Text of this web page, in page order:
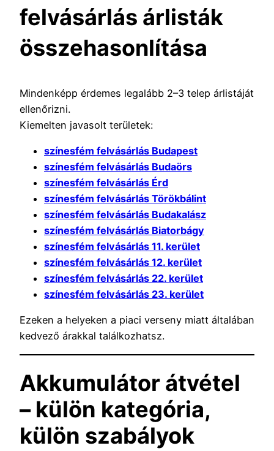
felvásárlás árlisták
összehasonlítása
Mindenképp érdemes legalább 2–3 telep árlistáját
ellenőrizni.
Kiemelten javasolt területek:
színesfém felvásárlás Budapest
színesfém felvásárlás Budaörs
színesfém felvásárlás Érd
színesfém felvásárlás Törökbálint
színesfém felvásárlás Budakalász
színesfém felvásárlás Biatorbágy
színesfém felvásárlás 11. kerület
színesfém felvásárlás 12. kerület
színesfém felvásárlás 22. kerület
színesfém felvásárlás 23. kerület
Ezeken a helyeken a piaci verseny miatt általában
kedvező árakkal találkozhatsz.
Akkumulátor átvétel
– külön kategória,
külön szabályok